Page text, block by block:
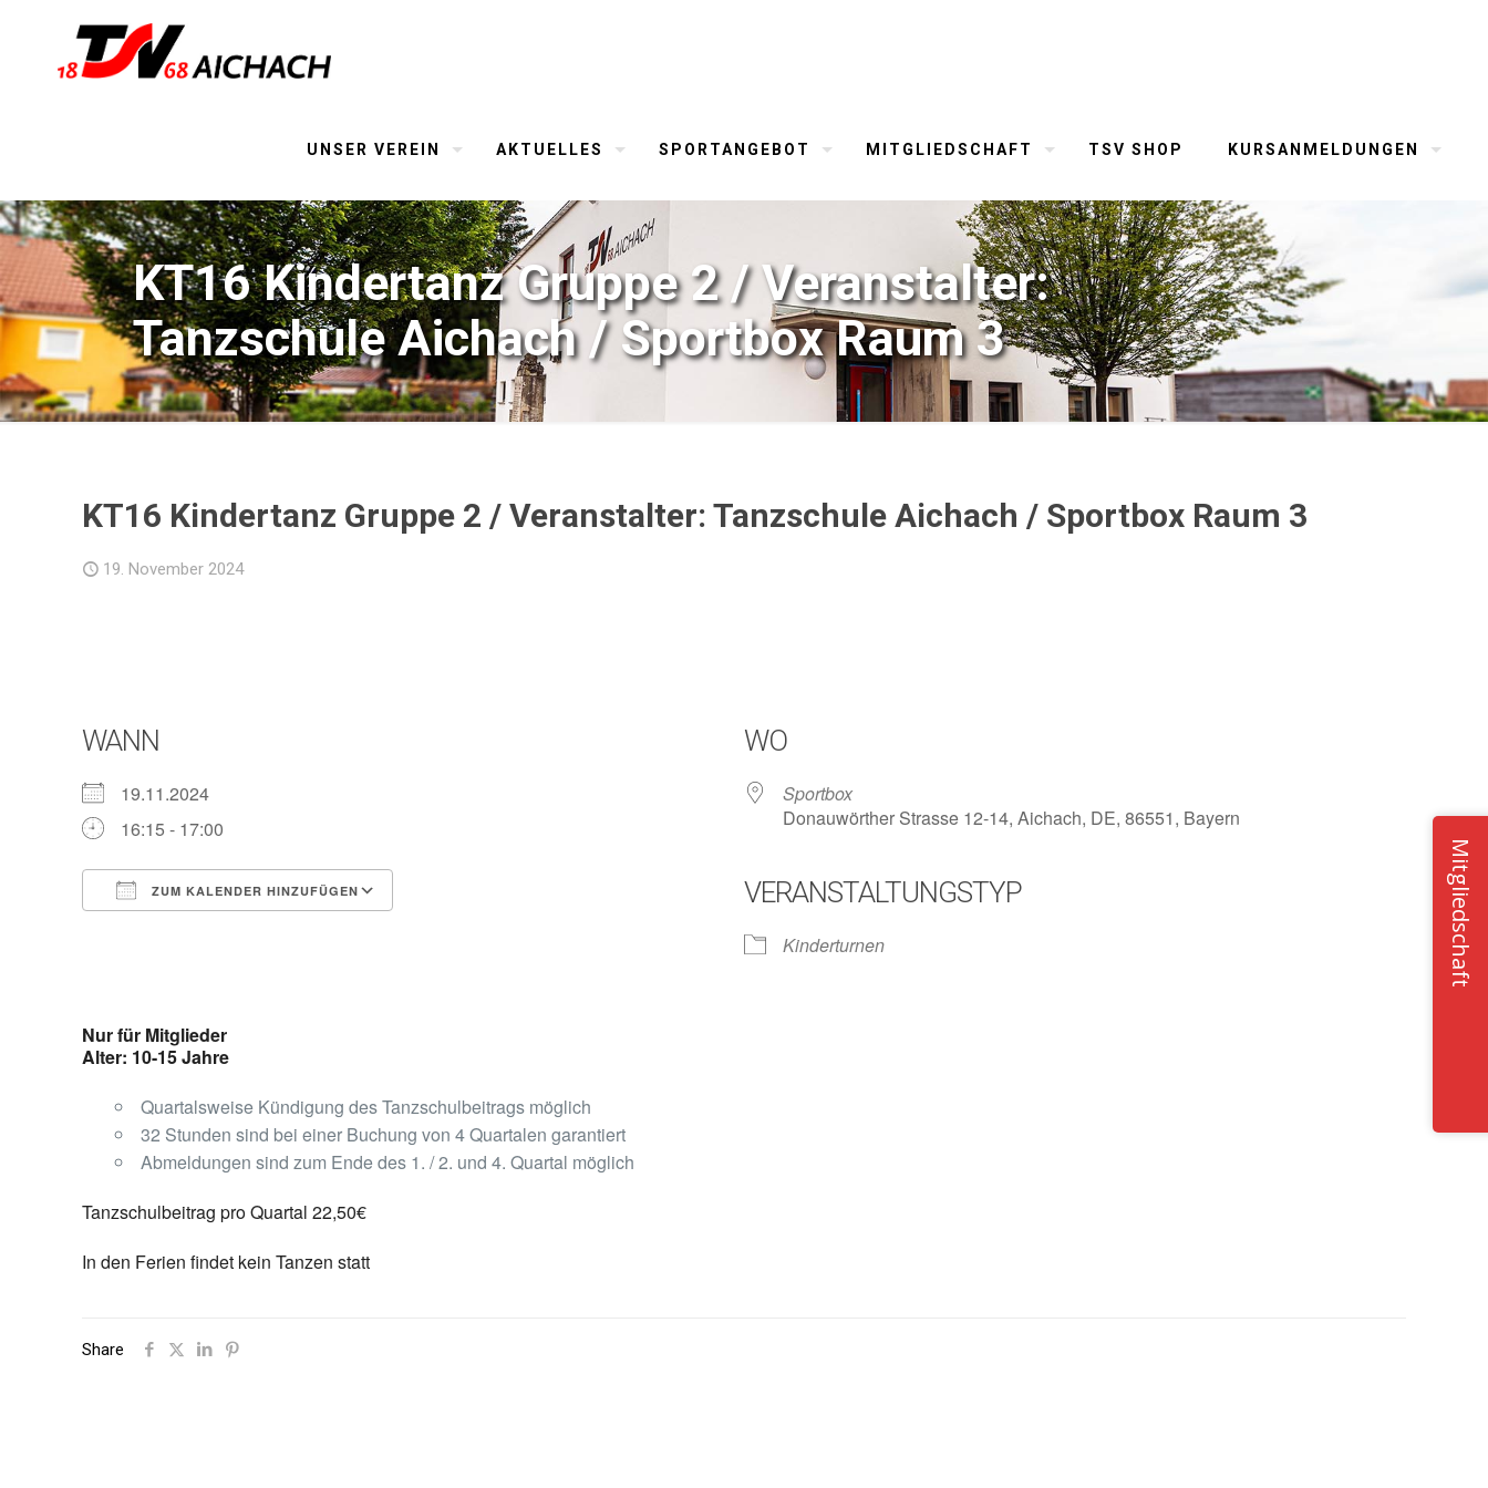
UNSER VEREIN AKTUELLES SPORTANGEBOT MITGLIEDSCHAFT TSV SHOP KURSANMELDUNGEN
KT16 Kindertanz Gruppe 2 / Veranstalter:
Tanzschule Aichach / Sportbox Raum 3
KT16 Kindertanz Gruppe 2 / Veranstalter: Tanzschule Aichach / Sportbox Raum 3
19. November 2024
WANN
19.11.2024
16:15 - 17:00
ZUM KALENDER HINZUFÜGEN
iCalendar
WO
Sportbox
Donauwörther Strasse 12-14, Aichach, DE, 86551, Bayern
VERANSTALTUNGSTYP
Kinderturnen
Nur für Mitglieder
Alter: 10-15 Jahre
Quartalsweise Kündigung des Tanzschulbeitrags möglich
32 Stunden sind bei einer Buchung von 4 Quartalen garantiert
Abmeldungen sind zum Ende des 1. / 2. und 4. Quartal möglich
Tanzschulbeitrag pro Quartal 22,50€
In den Ferien findet kein Tanzen statt
Share
Mitgliedschaft